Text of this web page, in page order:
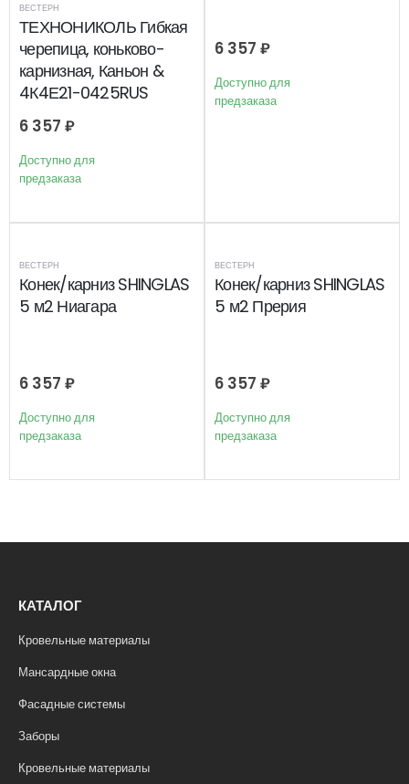
ВЕСТЕРН
ТЕХНОНИКОЛЬ Гибкая
черепица, коньково-
карнизная, Каньон &
4К4Е21-0425RUS
6 357 ₽
Доступно для
предзаказа
6 357 ₽
Доступно для
предзаказа
ВЕСТЕРН
Конек/карниз SHINGLAS
5 м2 Ниагара
6 357 ₽
Доступно для
предзаказа
ВЕСТЕРН
Конек/карниз SHINGLAS
5 м2 Прерия
6 357 ₽
Доступно для
предзаказа
КАТАЛОГ
Кровельные материалы
Мансардные окна
Фасадные системы
Заборы
Кровельные материалы